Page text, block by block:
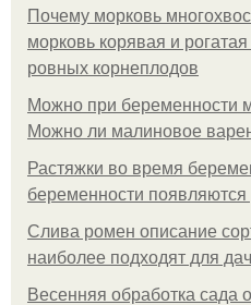
Почему морковь
морковь корявая и
ровных корнеплодов
Можно при беременности
Можно ли малиновое
Растяжки во время
беременности появляются
Слива ромен описание
наиболее подходят для
Весенняя обработка сада